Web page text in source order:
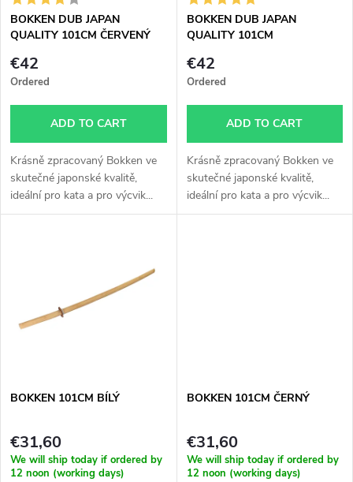
t
s
o
r
t
o
f
p
o
d
t
BOKKEN DUB JAPAN
QUALITY 101CM ČERVENÝ
€42
Ordered
ADD TO CART
Krásně zpracovaný Bokken ve
skutečné japonské kvalitě,
ideální pro kata a pro výcvik...
BOKKEN DUB JAPAN
QUALITY 101CM
€42
Ordered
ADD TO CART
Krásně zpracovaný Bokken ve
skutečné japonské kvalitě,
ideální pro kata a pro výcvik...
BOKKEN 101CM BÍLÝ
€31,60
We will ship today if ordered by
12 noon (working days)
BOKKEN 101CM ČERNÝ
€31,60
We will ship today if ordered by
12 noon (working days)